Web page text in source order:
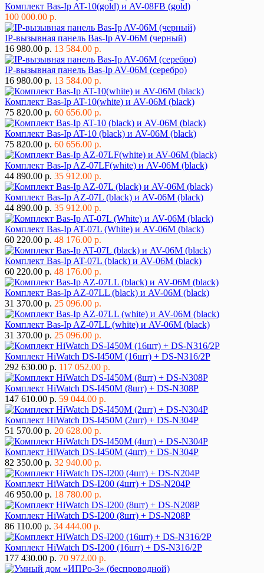
Комплект Bas-Ip AT-10(gold) и AV-08FB (gold)
100 000.00 р.
IP-вызывная панель Bas-Ip AV-06M (черный)
16 980.00 р. 13 584.00 р.
IP-вызывная панель Bas-Ip AV-06M (серебро)
16 980.00 р. 13 584.00 р.
Комплект Bas-Ip AT-10(white) и AV-06M (black)
75 820.00 р. 60 656.00 р.
Комплект Bas-Ip AT-10 (black) и AV-06M (black)
75 820.00 р. 60 656.00 р.
Комплект Bas-Ip AZ-07LF(white) и AV-06M (black)
44 890.00 р. 35 912.00 р.
Комплект Bas-Ip AZ-07L (black) и AV-06M (black)
44 890.00 р. 35 912.00 р.
Комплект Bas-Ip AT-07L (White) и AV-06M (black)
60 220.00 р. 48 176.00 р.
Комплект Bas-Ip AT-07L (black) и AV-06M (black)
60 220.00 р. 48 176.00 р.
Комплект Bas-Ip AZ-07LL (black) и AV-06M (black)
31 370.00 р. 25 096.00 р.
Комплект Bas-Ip AZ-07LL (white) и AV-06M (black)
31 370.00 р. 25 096.00 р.
Комплект HiWatch DS-I450M (16шт) + DS-N316/2P
292 630.00 р. 117 052.00 р.
Комплект HiWatch DS-I450M (8шт) + DS-N308P
147 610.00 р. 59 044.00 р.
Комплект HiWatch DS-I450M (2шт) + DS-N304P
51 570.00 р. 20 628.00 р.
Комплект HiWatch DS-I450M (4шт) + DS-N304P
82 350.00 р. 32 940.00 р.
Комплект HiWatch DS-I200 (4шт) + DS-N204P
46 950.00 р. 18 780.00 р.
Комплект HiWatch DS-I200 (8шт) + DS-N208P
86 110.00 р. 34 444.00 р.
Комплект HiWatch DS-I200 (16шт) + DS-N316/2P
177 430.00 р. 70 972.00 р.